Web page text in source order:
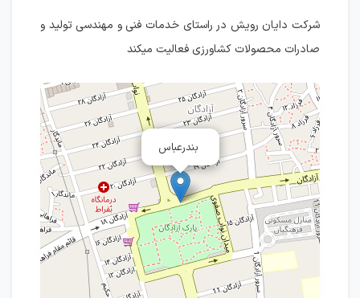
شرکت دایان رویش در راستای خدمات فنی و مهندسی تولید و
صادرات محصولات کشاورزی فعالیت میکند
بندرعباس